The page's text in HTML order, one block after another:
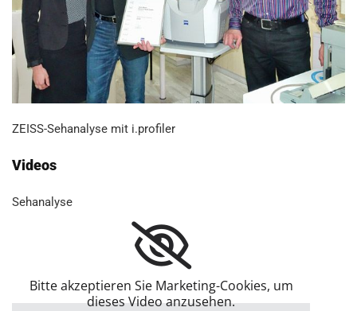
ZEISS-Seh­ana­ly­se mit i.​profiler
Videos
Seh­ana­ly­se
Bitte akzeptieren Sie Marketing-Cookies, um
dieses Video anzusehen.